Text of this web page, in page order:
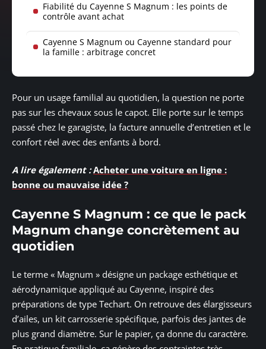
Fiabilité du Cayenne S Magnum : les points de
contrôle avant achat
Cayenne S Magnum ou Cayenne standard pour
la famille : arbitrage concret
Pour un usage familial au quotidien, la question ne porte
pas sur les chevaux sous le capot. Elle porte sur le temps
passé chez le garagiste, la facture annuelle d’entretien et le
confort réel avec des enfants à bord.
A lire également : Acheter une voiture en ligne :
bonne ou mauvaise idée ?
Cayenne S Magnum : ce que le pack
Magnum change concrètement au
quotidien
Le terme « Magnum » désigne un package esthétique et
aérodynamique appliqué au Cayenne, inspiré des
préparations de type Techart. On retrouve des élargisseurs
d’ailes, un kit carrosserie spécifique, parfois des jantes de
plus grand diamètre. Sur le papier, ça donne du caractère.